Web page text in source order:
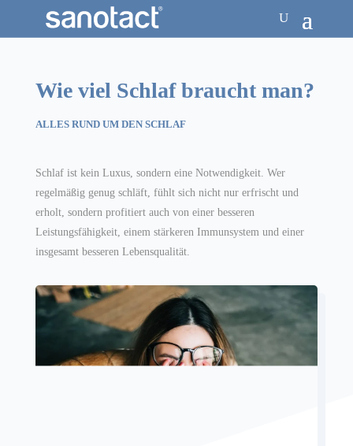
Wie viel Schlaf braucht man?
ALLES RUND UM DEN SCHLAF
Schlaf ist kein Luxus, sondern eine Notwendigkeit. Wer
regelmäßig genug schläft, fühlt sich nicht nur erfrischt und
erholt, sondern profitiert auch von einer besseren
Leistungsfähigkeit, einem stärkeren Immunsystem und einer
insgesamt besseren Lebensqualität.